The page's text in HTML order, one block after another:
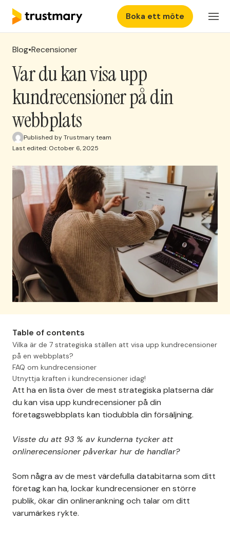
Produkter
Prissättning
SV Logga in
Boka ett möte
Blog•Recensioner
Var du kan visa upp
kundrecensioner på din
webbplats
Published by Trustmary team
Last edited: October 6, 2025
Table of contents
Vilka är de 7 strategiska ställen att visa upp kundrecensioner
på en webbplats?
FAQ om kundrecensioner
Utnyttja kraften i kundrecensioner idag!
Att ha en lista över de mest strategiska platserna där
du kan visa upp kundrecensioner på din
företagswebbplats kan tiodubbla din försäljning.
Visste du att 93 % av kunderna tycker att
onlinerecensioner påverkar hur de handlar?
Som några av de mest värdefulla databitarna som ditt
företag kan ha, lockar kundrecensioner en större
publik, ökar din onlinerankning och talar om ditt
varumärkes rykte.